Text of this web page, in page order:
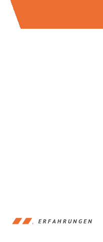
ERFAHRUNGEN